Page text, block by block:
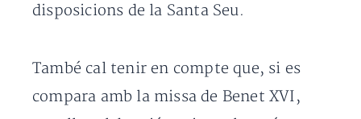
disposicions de la Santa Seu.
També cal tenir en compte que, si es
compara amb la missa de Benet XVI,